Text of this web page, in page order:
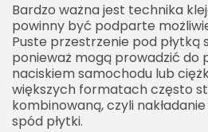
Bardzo ważna jest technika
powinny być podparte
Puste przestrzenie pod płytką
ponieważ mogą prowadzić do
naciskiem samochodu lub
większych formatach często
kombinowaną, czyli
spód płytki.